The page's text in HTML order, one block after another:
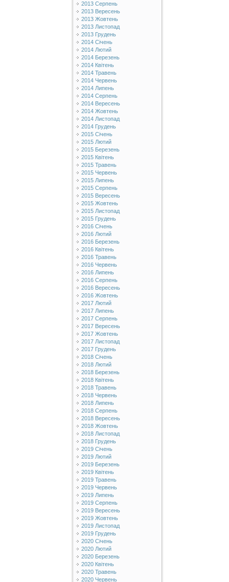
2013 Серпень
2013 Вересень
2013 Жовтень
2013 Листопад
2013 Грудень
2014 Січень
2014 Лютий
2014 Березень
2014 Квітень
2014 Травень
2014 Червень
2014 Липень
2014 Серпень
2014 Вересень
2014 Жовтень
2014 Листопад
2014 Грудень
2015 Січень
2015 Лютий
2015 Березень
2015 Квітень
2015 Травень
2015 Червень
2015 Липень
2015 Серпень
2015 Вересень
2015 Жовтень
2015 Листопад
2015 Грудень
2016 Січень
2016 Лютий
2016 Березень
2016 Квітень
2016 Травень
2016 Червень
2016 Липень
2016 Серпень
2016 Вересень
2016 Жовтень
2017 Лютий
2017 Липень
2017 Серпень
2017 Вересень
2017 Жовтень
2017 Листопад
2017 Грудень
2018 Січень
2018 Лютий
2018 Березень
2018 Квітень
2018 Травень
2018 Червень
2018 Липень
2018 Серпень
2018 Вересень
2018 Жовтень
2018 Листопад
2018 Грудень
2019 Січень
2019 Лютий
2019 Березень
2019 Квітень
2019 Травень
2019 Червень
2019 Липень
2019 Серпень
2019 Вересень
2019 Жовтень
2019 Листопад
2019 Грудень
2020 Січень
2020 Лютий
2020 Березень
2020 Квітень
2020 Травень
2020 Червень